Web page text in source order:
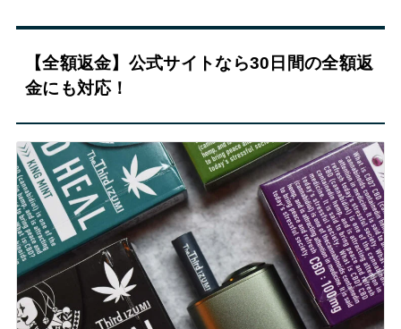
【全額返金】公式サイトなら30日間の全額返
金にも対応！